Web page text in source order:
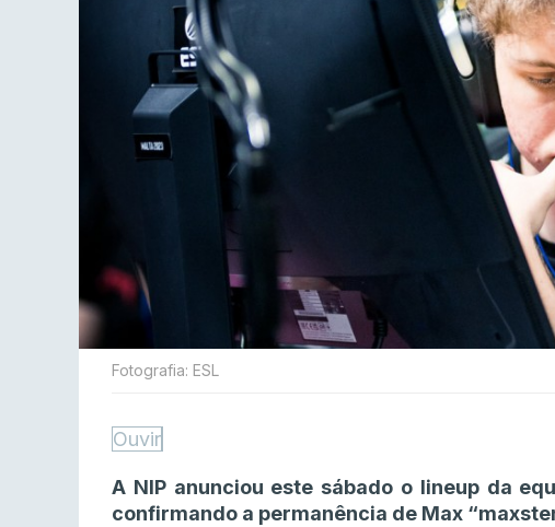
Fotografia: ESL
Ouvir
A NIP anunciou este sábado o lineup da
confirmando a permanência de Max